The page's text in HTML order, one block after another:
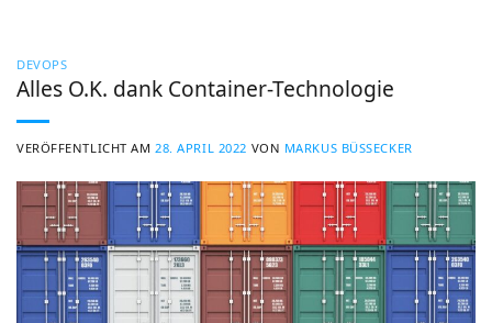
DEVOPS
Alles O.K. dank Container-Technologie
VERÖFFENTLICHT AM28. APRIL 2022 VON MARKUS BÜSSECKER